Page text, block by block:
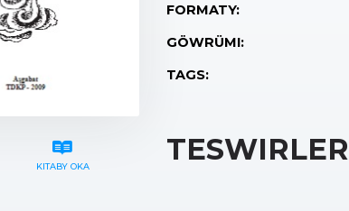
KITABY OKA
FORMATY:
GÖWRÜMI:
TAGS:
TESWIRLER